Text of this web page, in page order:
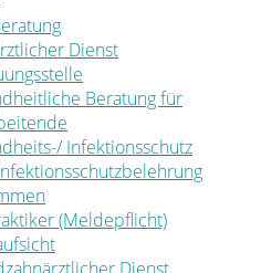
Dienst
Beratung für
Infektionsschutz
(Meldepflicht)